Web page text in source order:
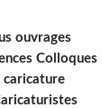
ouvrages
Colloques
caricature